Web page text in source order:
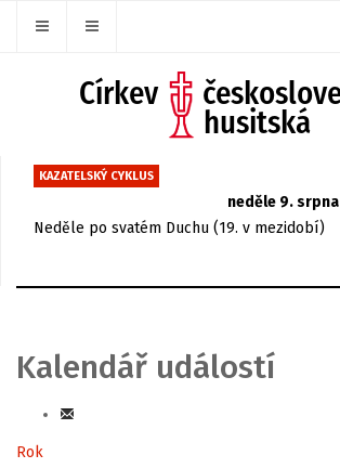
KAZATELSKÝ CYKLUS
neděle 9. srpna
Neděle po svatém Duchu (19. v mezidobí)
Kalendář událostí
Rok